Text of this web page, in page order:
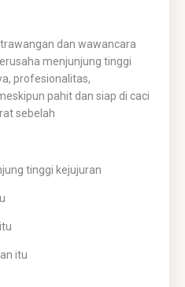
dan wawancara
menjunjung tinggi
profesionalitas,
pahit dan siap di caci
sebelah
tinggi kejujuran
itu